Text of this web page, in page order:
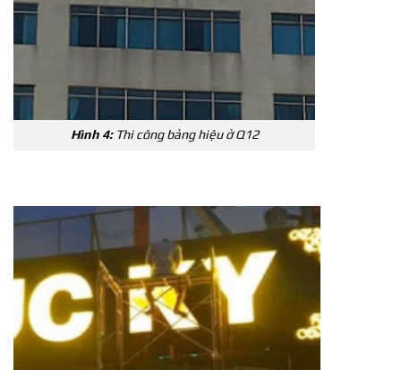
Hình 4:Thi công bảng hiệu ở Q12